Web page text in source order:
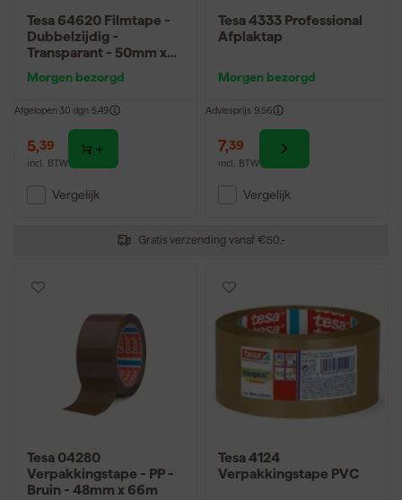
Gratis verzending vanaf €50,-
Tesa 64620 Filmtape -
Dubbelzijdig -
Transparant - 50mm x
Morgen bezorgd
Afgelopen 30 dgn 5,49
5,39
incl. BTW
Vergelijk
Tesa 4333 Professional
Afplaktap
Morgen bezorgd
Adviesprijs 9,56
7,39
incl. BTW
Vergelijk
Tesa 04280
Verpakkingstape - PP -
Bruin - 48mm x 66m
Tesa 4124
Verpakkingstape PVC